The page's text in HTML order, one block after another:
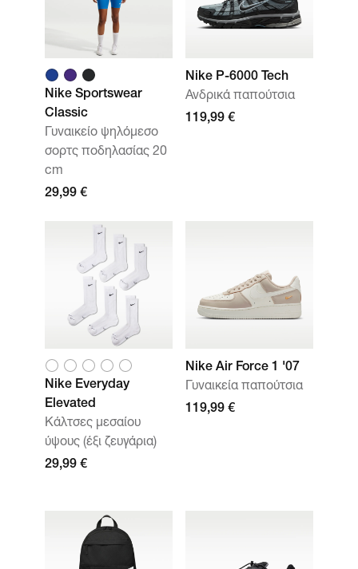
Nike Sportswear
Classic
Γυναικείο ψηλόμεσο
σορτς ποδηλασίας 20
cm
29,99 €
Nike P-6000 Tech
Ανδρικά παπούτσια
119,99 €
Nike Everyday
Elevated
Κάλτσες μεσαίου
ύψους (έξι ζευγάρια)
29,99 €
Nike Air Force 1 '07
Γυναικεία παπούτσια
119,99 €